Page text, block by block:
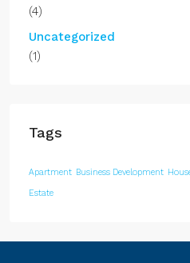
(4)
Uncategorized
(1)
Tags
Apartment Business Development
Estate